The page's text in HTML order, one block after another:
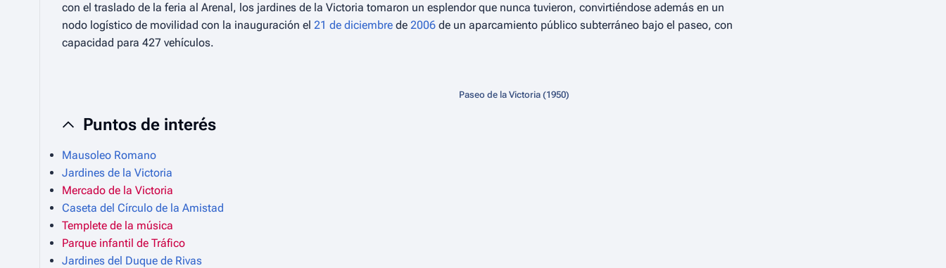
con el traslado de la feria al Arenal, los jardines de la Victoria tomaron un esplendor que nunca tuvieron, convirtiéndose además en un
nodo logístico de movilidad con la inauguración el 21 de diciembre de 2006 de un aparcamiento público subterráneo bajo el paseo, con
capacidad para 427 vehículos.
Paseo de la Victoria (1950)
Puntos de interés
Mausoleo Romano
Jardines de la Victoria
Mercado de la Victoria
Caseta del Círculo de la Amistad
Templete de la música
Parque infantil de Tráfico
Jardines del Duque de Rivas